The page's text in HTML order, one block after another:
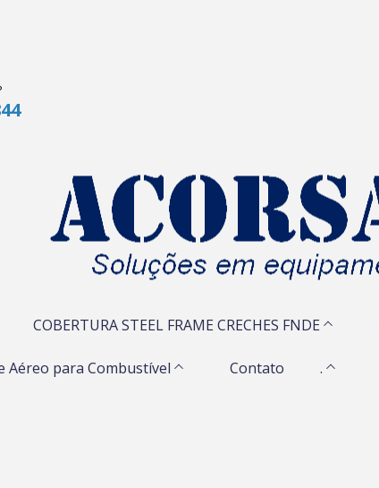
COBERTURA STEEL FRAME CRECHES FNDE
Aéreo para Combustível Contato .